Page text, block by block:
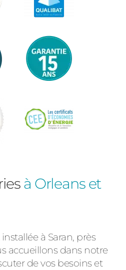
à Orleans et
à Saran, près
accueillons dans notre
de vos besoins et